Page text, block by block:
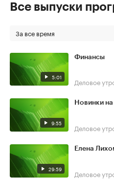
Все выпуски
За все время
5:01
Финансы
Деловое
9:55
Новинки
Деловое
29:59
Елена
Деловое